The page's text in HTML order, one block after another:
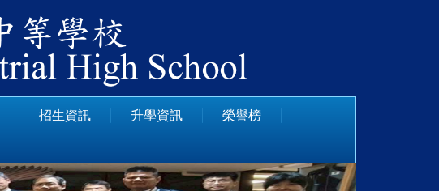
招生資訊 升學資訊 榮譽榜